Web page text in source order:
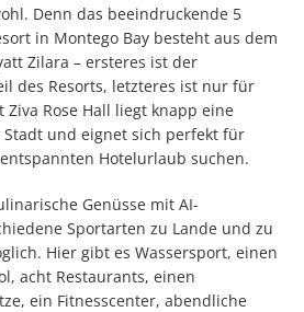
Denn das beeindruckende 5
in Montego Bay besteht aus dem
Zilara – ersteres ist der
des Resorts, letzteres ist nur für
Ziva Rose Hall liegt knapp eine
und eignet sich perfekt für
Hotelurlaub suchen.
Genüsse mit AI-
Sportarten zu Lande und zu
Hier gibt es Wassersport, einen
acht Restaurants, einen
ein Fitnesscenter, abendliche